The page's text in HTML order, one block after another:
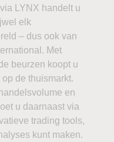
LYNX handelt u
elk
– dus ook van
Met
beurzen koopt u
de thuismarkt.
en
u daarnaast via
trading tools,
kunt maken.